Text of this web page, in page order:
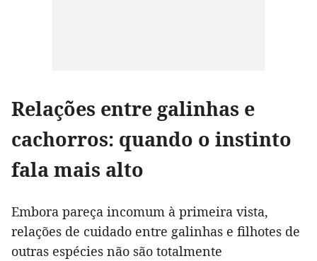
Relações entre galinhas e
cachorros: quando o instinto
fala mais alto
Embora pareça incomum à primeira vista,
relações de cuidado entre galinhas e filhotes de
outras espécies não são totalmente